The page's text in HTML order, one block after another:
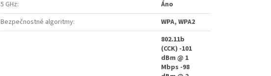
5 GHz:
Áno
Bezpečnostné algoritmy: WPA, WPA2
802.11b
(CCK) -101
dBm @ 1
Mbps -98